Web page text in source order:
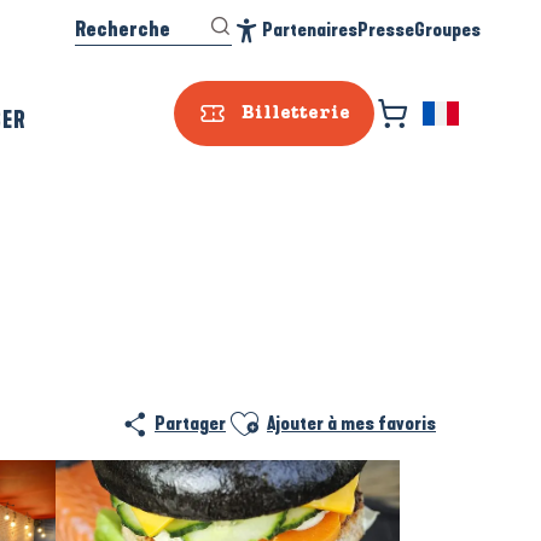
Billetterie
Recherche PartenairesPresseGroupes
Partager Ajouter aux favoris
Ajouter à mes favoris